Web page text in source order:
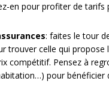
en pour profiter de tarifs
: faites le tour
trouver celle qui propose
compétitif. Pensez à
pour bénéficier